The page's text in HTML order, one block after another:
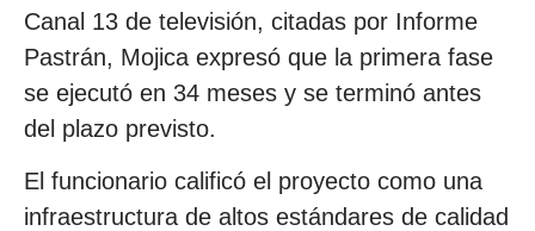
Canal 13 de televisión, citadas por Informe
Pastrán, Mojica expresó que la primera fase
se ejecutó en 34 meses y se terminó antes
del plazo previsto.
El funcionario calificó el proyecto como una
infraestructura de altos estándares de calidad